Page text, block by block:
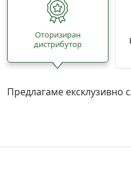
Oторизиран
дистрибутор
Предлагаме ексклузивно